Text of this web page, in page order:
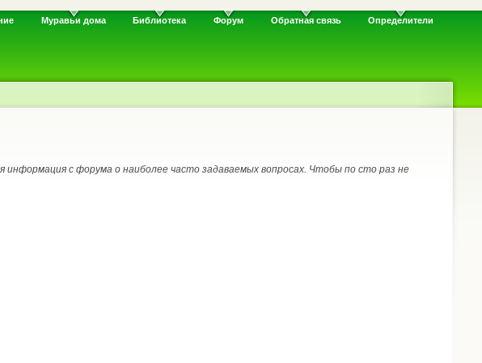
Муравьи дома Библиотека Форум Обратная связь Определители
с форума о наиболее часто задаваемых вопросах. Чтобы по сто раз не